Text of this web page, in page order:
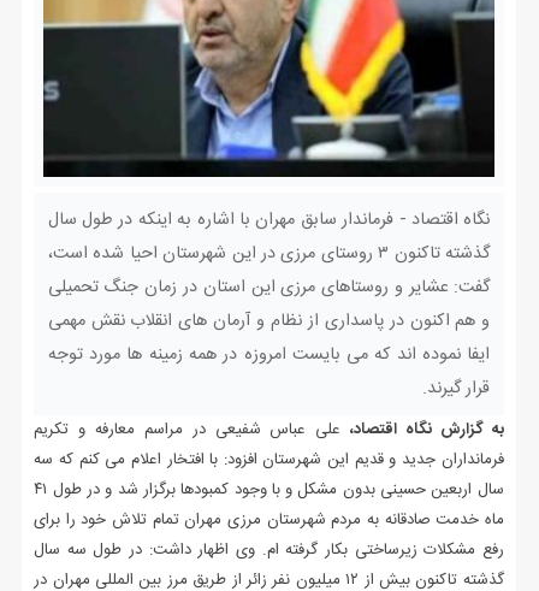
نگاه اقتصاد - فرماندار سابق مهران با اشاره به اینکه در طول سال
گذشته تاکنون ۳ روستای مرزی در این شهرستان احیا شده است،
گفت: عشایر و روستاهای مرزی این استان در زمان جنگ تحمیلی
و هم اکنون در پاسداری از نظام و آرمان های انقلاب نقش مهمی
ایفا نموده اند که می بایست امروزه در همه زمینه ها مورد توجه
قرار گیرند.
به گزارش نگاه اقتصاد،علی عباس شفیعی در مراسم معارفه و تکریم
فرمانداران جدید و قدیم این شهرستان افزود: با افتخار اعلام می کنم که سه
سال اربعین حسینی بدون مشکل و با وجود کمبودها برگزار شد و در طول ۴۱
ماه خدمت صادقانه به مردم شهرستان مرزی مهران تمام تلاش خود را برای
رفع مشکلات زیرساختی بکار گرفته ام. وی اظهار داشت: در طول سه سال
گذشته تاکنون بیش از ۱۲ میلیون نفر زائر از طریق مرز بین المللی مهران در